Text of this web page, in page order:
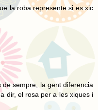
la roba represente si es xic
sempre, la gent diferencia
dir, el rosa per a les xiques i